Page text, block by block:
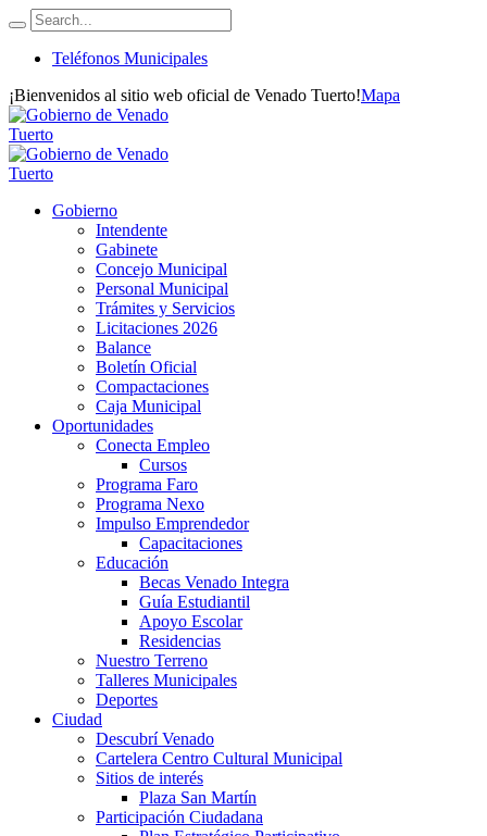
Teléfonos Municipales
¡Bienvenidos al sitio web oficial de Venado Tuerto!Mapa
Gobierno
Intendente
Gabinete
Concejo Municipal
Personal Municipal
Trámites y Servicios
Licitaciones 2026
Balance
Boletín Oficial
Compactaciones
Caja Municipal
Oportunidades
Conecta Empleo
Cursos
Programa Faro
Programa Nexo
Impulso Emprendedor
Capacitaciones
Educación
Becas Venado Integra
Guía Estudiantil
Apoyo Escolar
Residencias
Nuestro Terreno
Talleres Municipales
Deportes
Ciudad
Descubrí Venado
Cartelera Centro Cultural Municipal
Sitios de interés
Plaza San Martín
Participación Ciudadana